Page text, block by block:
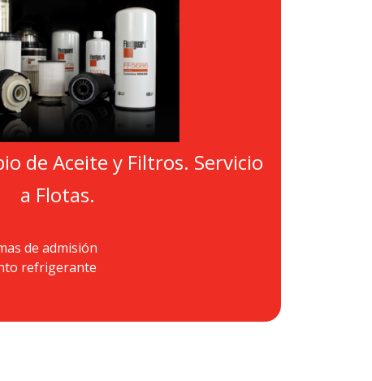
de Aceite y Filtros. Servicio
a Flotas.
de admisión
refrigerante